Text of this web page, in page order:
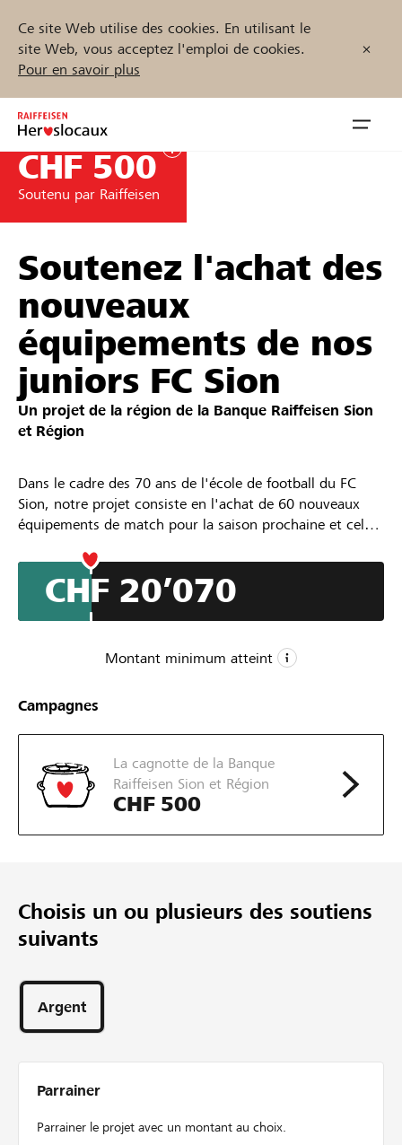
Ce site Web utilise des cookies. En utilisant le
site Web, vous acceptez l'emploi de cookies.
Pour en savoir plus
Inhalt
springen
Parrainer
Soutien & assistance
Partenaires / Banques Raiffeisen
Se connecter
S'inscrire
IT
CHF 500
Soutenu par Raiffeisen
Soutenez l'achat des
nouveaux
équipements de nos
juniors FC Sion
Un projet de la région de la Banque Raiffeisen Sion
et Région
Dans le cadre des 70 ans de l'école de football du FC
Sion, notre projet consiste en l'achat de 60 nouveaux
équipements de match pour la saison prochaine et cela
juniors, nos vétérans et notre équipe futsal un nouvel
ensemble de match. Ces maillots auront une symbolique
particulière, car chaque équipe portera une histoire
raconter par ces numéros fétiches, les parcours de nos
valaisannes et valaisans qui ont marqué l'histoire.
CHF 20’070
Montant minimum atteint
CHF 20’000
Montant désiré
35
32
Campagnes
La cagnotte de la Banque
Raiffeisen Sion et Région
CHF 500
Choisis un ou plusieurs des soutiens
suivants
Argent
Parrainer
Parrainer le projet avec un montant au choix.